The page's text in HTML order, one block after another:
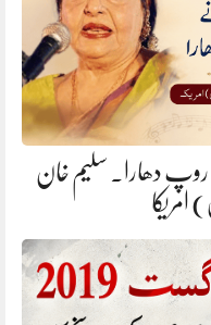
روپ دھارا. سلیم خان